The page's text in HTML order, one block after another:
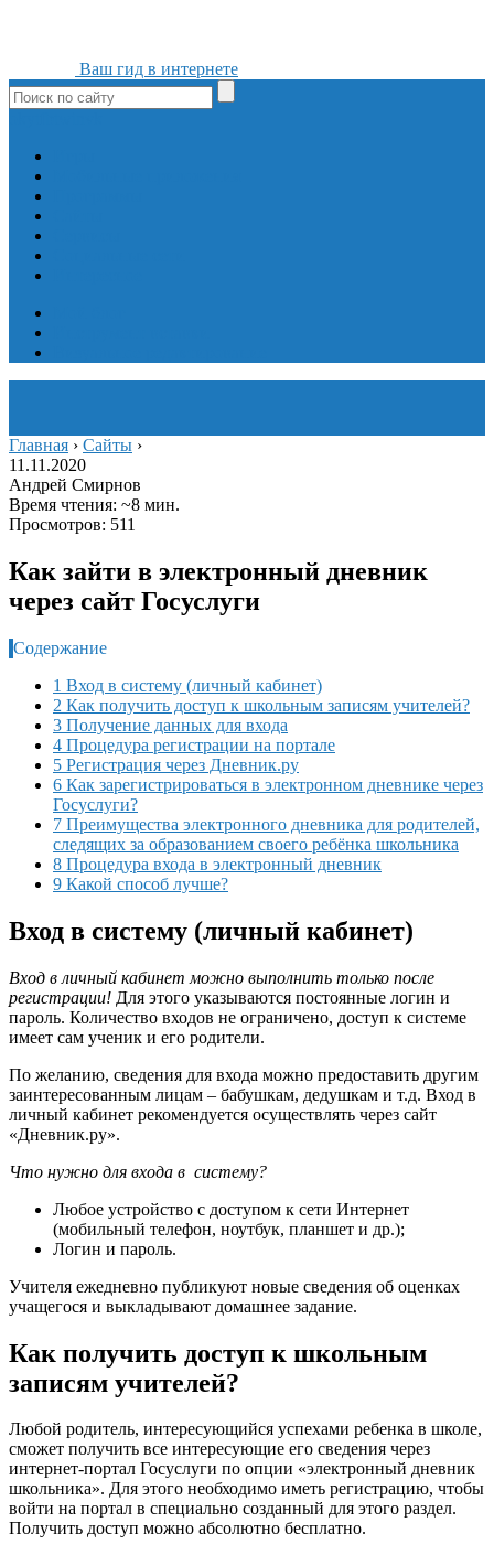
Ваш гид в интернете
Главная › Сайты ›
11.11.2020
Андрей Смирнов
Время чтения: ~8 мин.
Просмотров: 511
Как зайти в электронный дневник
через сайт Госуслуги
Содержание
1 Вход в систему (личный кабинет)
2 Как получить доступ к школьным записям учителей?
3 Получение данных для входа
4 Процедура регистрации на портале
5 Регистрация через Дневник.ру
6 Как зарегистрироваться в электронном дневнике через
Госуслуги?
7 Преимущества электронного дневника для родителей,
следящих за образованием своего ребёнка школьника
8 Процедура входа в электронный дневник
9 Какой способ лучше?
Вход в систему (личный кабинет)
Вход в личный кабинет можно выполнить только после
регистрации! Для этого указываются постоянные логин и
пароль. Количество входов не ограничено, доступ к системе
имеет сам ученик и его родители.
По желанию, сведения для входа можно предоставить другим
заинтересованным лицам – бабушкам, дедушкам и т.д. Вход в
личный кабинет рекомендуется осуществлять через сайт
«Дневник.ру».
Что нужно для входа в систему?
Любое устройство с доступом к сети Интернет
(мобильный телефон, ноутбук, планшет и др.);
Логин и пароль.
Учителя ежедневно публикуют новые сведения об оценках
учащегося и выкладывают домашнее задание.
Как получить доступ к школьным
записям учителей?
Любой родитель, интересующийся успехами ребенка в школе,
сможет получить все интересующие его сведения через
интернет-портал Госуслуги по опции «электронный дневник
школьника». Для этого необходимо иметь регистрацию, чтобы
войти на портал в специально созданный для этого раздел.
Получить доступ можно абсолютно бесплатно.